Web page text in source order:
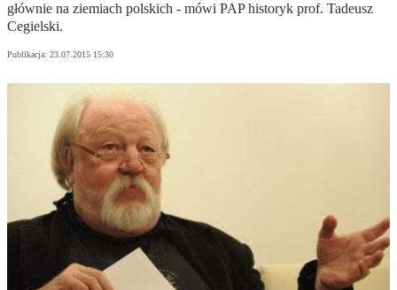
głównie na ziemiach polskich - mówi PAP historyk prof. Tadeusz
Cegielski.
Publikacja: 23.07.2015 15:30